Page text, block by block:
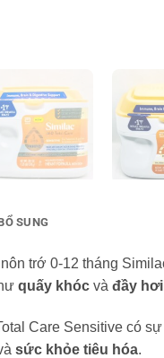
SUNG
trớ 0-12 tháng
quấy khóc và đầy
Care Sensitive có
sức khỏe tiêu hóa.